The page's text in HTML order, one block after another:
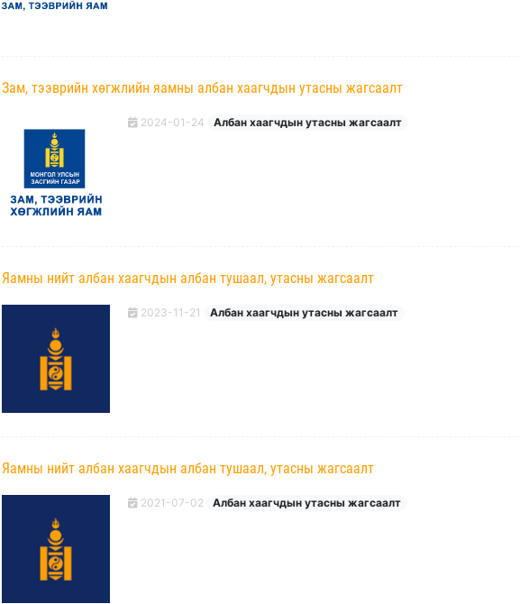
Зам, тээврийн хөгжлийн яамны албан хаагчдын утасны жагсаалт
2024-01-24 Албан хаагчдын утасны жагсаалт
Яамны нийт албан хаагчдын албан тушаал, утасны жагсаалт
2023-11-21 Албан хаагчдын утасны жагсаалт
Яамны нийт албан хаагчдын албан тушаал, утасны жагсаалт
2021-07-02 Албан хаагчдын утасны жагсаалт